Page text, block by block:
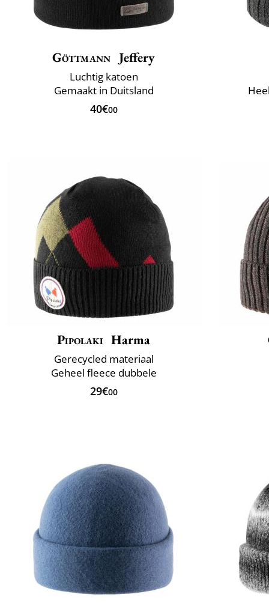
Göttmann Jeffery
Luchtig katoen
Gemaakt in Duitsland
40€00
Pipolaki Harma
Gerecycled materiaal
Geheel fleece dubbele
29€00